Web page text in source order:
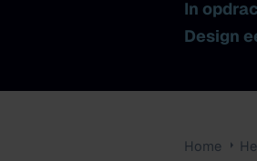
In
Design
Home